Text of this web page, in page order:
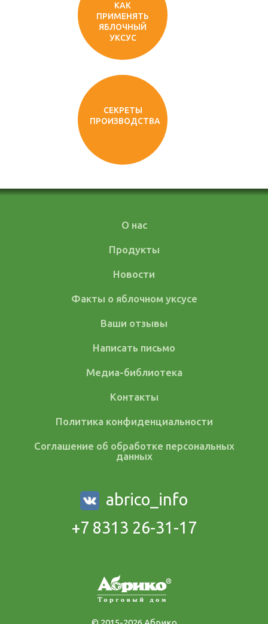
КАК
ПРИМЕНЯТЬ
ЯБЛОЧНЫЙ
УКСУС
СЕКРЕТЫ
ПРОИЗВОДСТВА
О нас
Продукты
Новости
Факты о яблочном уксусе
Ваши отзывы
Написать письмо
Медиа-библиотека
Контакты
Политика конфиденциальности
Соглашение об обработке персональных
данных
abrico_info
+7 8313 26-31-17